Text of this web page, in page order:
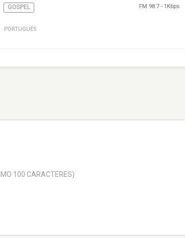
GOSPEL FM 98.7 - 1Kbps
· PORTUGUÉS